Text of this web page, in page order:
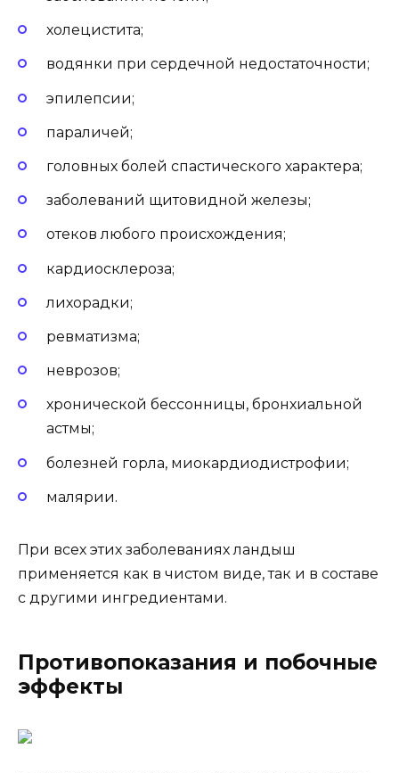
холецистита;
водянки при сердечной недостаточности;
эпилепсии;
параличей;
головных болей спастического характера;
заболеваний щитовидной железы;
отеков любого происхождения;
кардиосклероза;
лихорадки;
ревматизма;
неврозов;
хронической бессонницы, бронхиальной
астмы;
болезней горла, миокардиодистрофии;
малярии.
При всех этих заболеваниях ландыш
применяется как в чистом виде, так и в составе
с другими ингредиентами.
Противопоказания и побочные
эффекты